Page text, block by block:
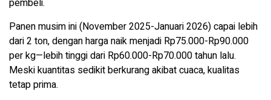
Panen musim ini (November 2025-Januari 2026) capai lebih
dari 2 ton, dengan harga naik menjadi Rp75.000-Rp90.000
per kg—lebih tinggi dari Rp60.000-Rp70.000 tahun lalu.
Meski kuantitas sedikit berkurang akibat cuaca, kualitas
tetap prima.